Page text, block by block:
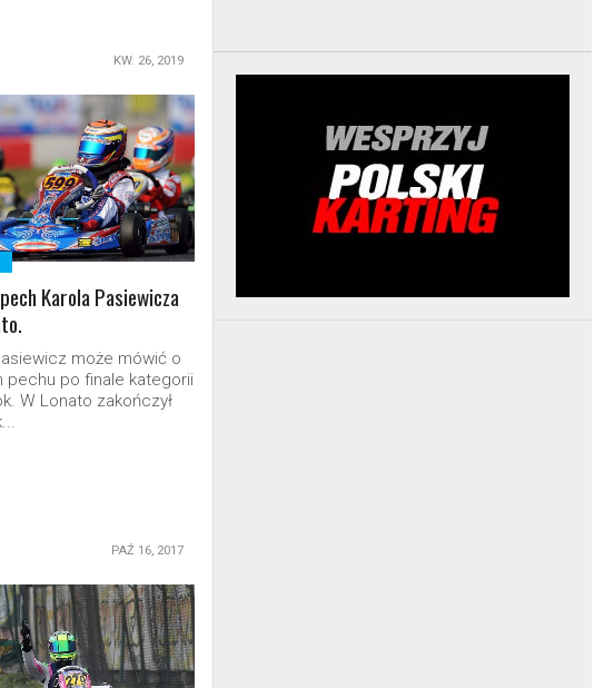
KW. 26, 2019
READ MORE
Karola Pasiewicza
może mówić o
pechu po finale kategorii
W Lonato zakończył
PAŹ 16, 2017
READ MORE